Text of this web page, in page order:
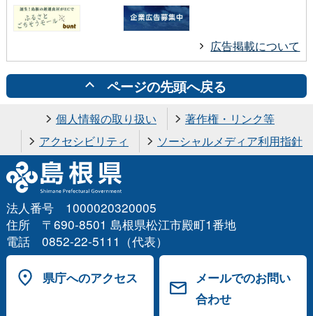
広告掲載について
ページの先頭へ戻る
個人情報の取り扱い
著作権・リンク等
アクセシビリティ
ソーシャルメディア利用指針
法人番号 1000020320005
住所 〒690-8501 島根県松江市殿町1番地
電話 0852-22-5111（代表）
県庁へのアクセス
メールでのお問い
合わせ